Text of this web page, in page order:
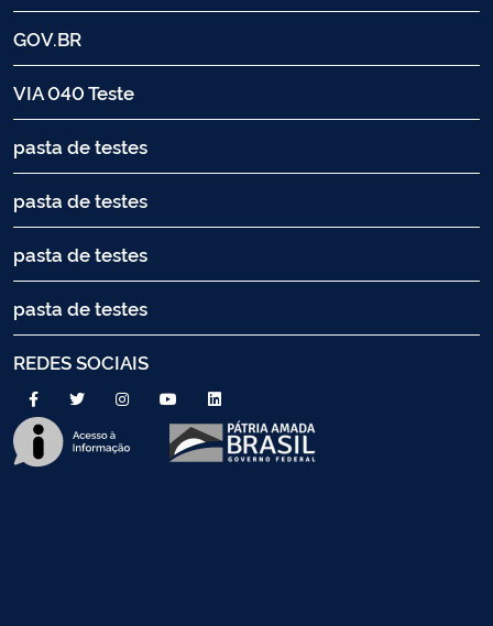
GOV.BR
VIA 040 Teste
pasta de testes
pasta de testes
pasta de testes
pasta de testes
REDES SOCIAIS